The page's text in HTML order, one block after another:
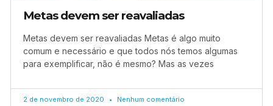
Metas devem ser reavaliadas
Metas devem ser reavaliadas Metas é algo muito
comum e necessário e que todos nós temos algumas
para exemplificar, não é mesmo? Mas as vezes
2 de novembro de 2020 Nenhum comentário